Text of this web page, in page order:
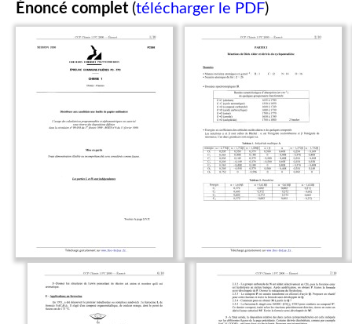
Énoncé complet (télécharger le PDF)